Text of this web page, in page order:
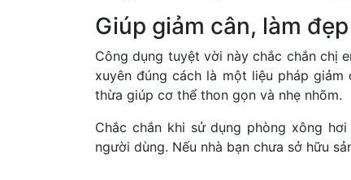
Giúp giảm cân, làm
Công dụng tuyệt vời này chắc chắn chị
xuyên đúng cách là một liệu pháp
thừa giúp cơ thể thon gọn và nhẹ nhõm.
Chắc chắn khi sử dụng phòng xông
người dùng. Nếu nhà bạn chưa sở hữu